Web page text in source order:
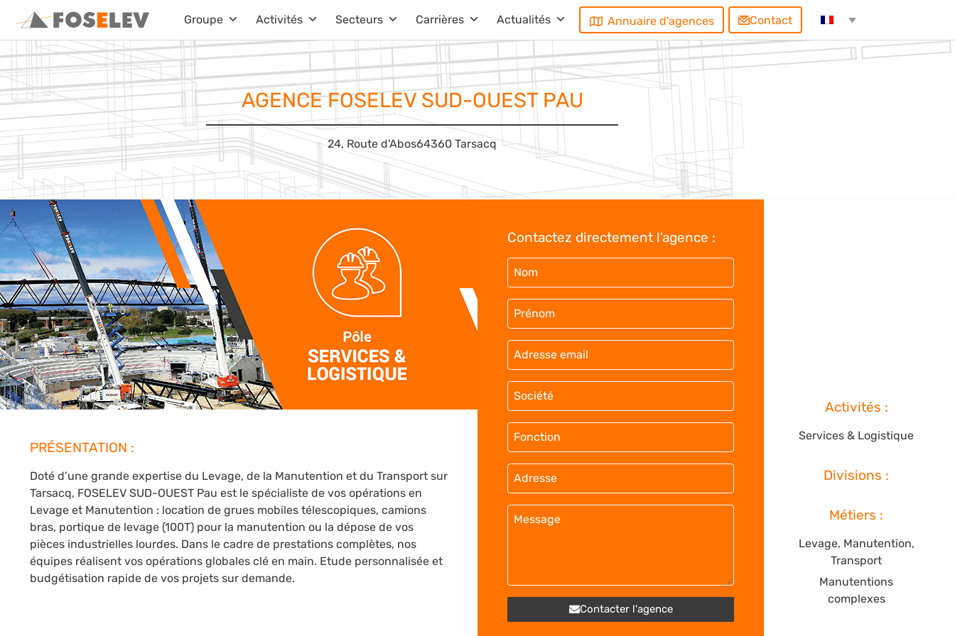
contenu
Groupe Activités Secteurs Carrières Actualités Annuaire d'agences Contact
AGENCE FOSELEV SUD-OUEST PAU
24, Route d'Abos64360 Tarsacq
PRÉSENTATION :
Doté d’une grande expertise du Levage, de la Manutention et du Transport sur
Tarsacq, FOSELEV SUD-OUEST Pau est le spécialiste de vos opérations en
Levage et Manutention : location de grues mobiles télescopiques, camions
bras, portique de levage (100T) pour la manutention ou la dépose de vos
pièces industrielles lourdes. Dans le cadre de prestations complètes, nos
équipes réalisent vos opérations globales clé en main. Etude personnalisée et
budgétisation rapide de vos projets sur demande.
Contactez directement l'agence :
Contacter l'agence
Activités :
Services & Logistique
Divisions :
Métiers :
Levage, Manutention,
Transport
Manutentions
complexes